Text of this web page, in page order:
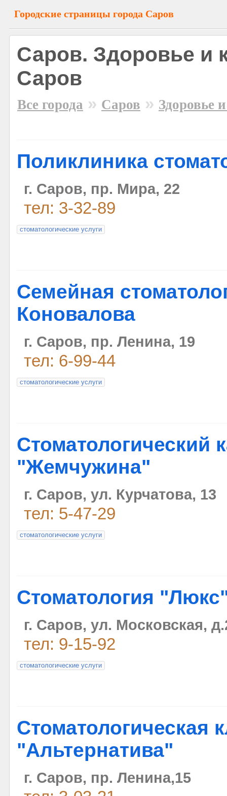
Городские страницы города Саров
Саров. Здоровье и
Саров
Все города » Саров » Здоровье
Поликлиника
г. Саров, пр. Мира, 22
тел: 3-32-89
стоматологические услуги
Семейная
Коновалова
г. Саров, пр. Ленина, 19
тел: 6-99-44
стоматологические услуги
Стоматологический
"Жемчужина"
г. Саров, ул. Курчатова, 13
тел: 5-47-29
стоматологические услуги
Стоматология
г. Саров, ул. Московская,
тел: 9-15-92
стоматологические услуги
Стоматологическая
"Альтернатива"
г. Саров, пр. Ленина,15